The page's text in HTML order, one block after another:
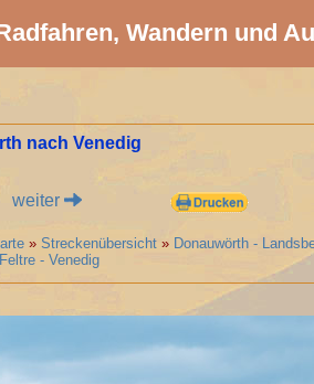
Wandern und
nach Venedig
weiter
»Streckenübersicht » Donauwörth -
Feltre - Venedig